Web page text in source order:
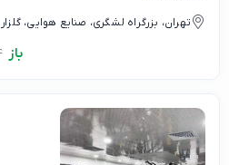
تهران، بزرگراه لشگری، صنایع هوایی، گلزار
باز